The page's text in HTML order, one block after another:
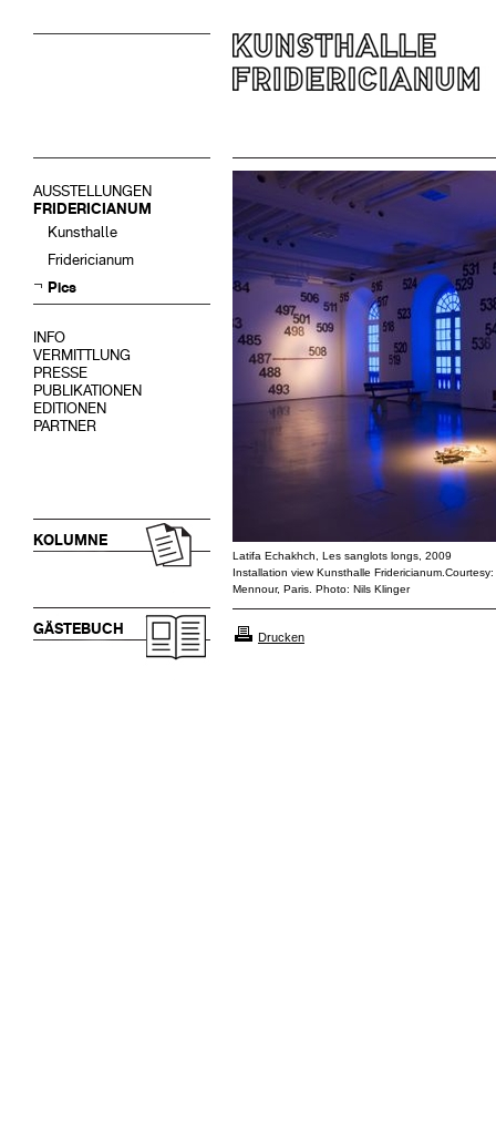
AUSSTELLUNGEN
FRIDERICIANUM
Kunsthalle
Fridericianum
Pics
INFO
VERMITTLUNG
PRESSE
PUBLIKATIONEN
EDITIONEN
PARTNER
KOLUMNE
GÄSTEBUCH
Latifa Echakhch, Les sanglots longs, 2009
Installation view Kunsthalle
Mennour, Paris. Photo: Nils Klinger
Drucken